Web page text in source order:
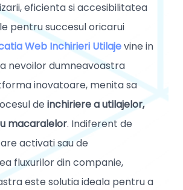
eficienta si accesibilitatea
pentru succesul oricarui
Web Inchirieri Utilajevine in
nevoilor dumneavoastra
inovatoare, menita sa
de inchiriere a utilajelor,
macaralelor. Indiferent de
activati sau de
fluxurilor din companie,
este solutia ideala pentru a